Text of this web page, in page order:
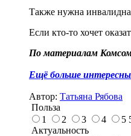
Также нужна
Если кто-то хочет
По материалам
Ещё больше
Автор: Татьяна Рябова
Польза
1
2 3 4 5
Актуальность